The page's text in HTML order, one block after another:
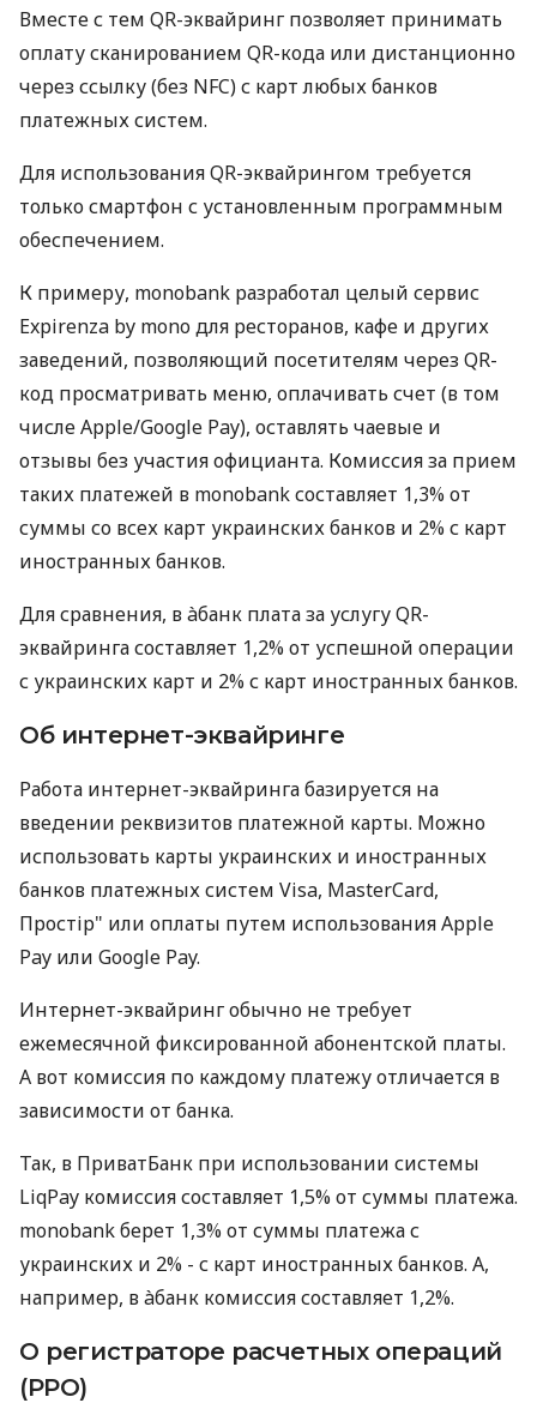
Вместе с тем QR-эквайринг позволяет принимать
оплату сканированием QR-кода или дистанционно
через ссылку (без NFC) с карт любых банков
платежных систем.
Для использования QR-эквайрингом требуется
только смартфон с установленным программным
обеспечением.
К примеру, monobank разработал целый сервис
Expirenza by mono для ресторанов, кафе и других
заведений, позволяющий посетителям через QR-
код просматривать меню, оплачивать счет (в том
числе Apple/Google Pay), оставлять чаевые и
отзывы без участия официанта. Комиссия за прием
таких платежей в monobank составляет 1,3% от
суммы со всех карт украинских банков и 2% с карт
иностранных банков.
Для сравнения, в àбанк плата за услугу QR-
эквайринга составляет 1,2% от успешной операции
с украинских карт и 2% с карт иностранных банков.
Об интернет-эквайринге
Работа интернет-эквайринга базируется на
введении реквизитов платежной карты. Можно
использовать карты украинских и иностранных
банков платежных систем Visa, MasterCard,
Простір" или оплаты путем использования Apple
Pay или Google Pay.
Интернет-эквайринг обычно не требует
ежемесячной фиксированной абонентской платы.
А вот комиссия по каждому платежу отличается в
зависимости от банка.
Так, в ПриватБанк при использовании системы
LiqPay комиссия составляет 1,5% от суммы платежа.
monobank берет 1,3% от суммы платежа с
украинских и 2% - с карт иностранных банков. А,
например, в àбанк комиссия составляет 1,2%.
О регистраторе расчетных операций
(РРО)